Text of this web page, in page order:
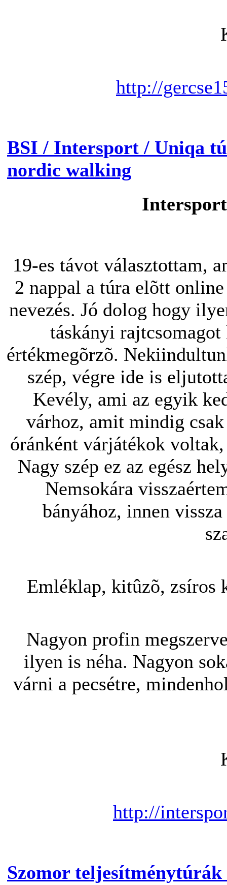
http://
BSI / Intersport / Uniqa
nordic walking
19-es távot választottam,
2 nappal a túra elõtt
nevezés. Jó dolog hogy
táskányi
értékmegõrzõ.
szép, végre ide is
Kevély, ami az egyik
várhoz, amit mindig
óránként várjátékok
Nagy szép ez az egész
Nemsokára
bányához, innen
Emléklap, kitûzõ, zsíros
Nagyon profin
ilyen is néha. Nagyon
várni a pecsétre,
http://
Szomor teljesítménytúrák